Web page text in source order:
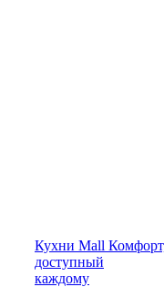
Кухни Mall
доступный
каждому